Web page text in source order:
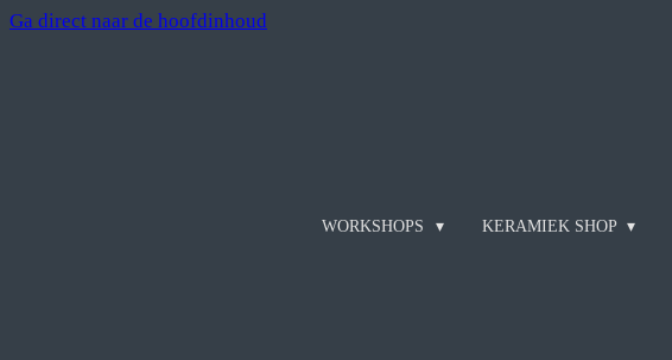
Ga direct naar de hoofdinhoud
WORKSHOPS KERAMIEK SHOP